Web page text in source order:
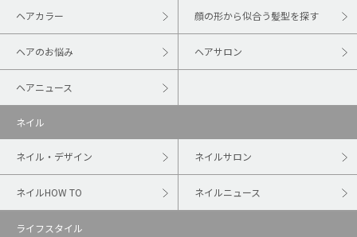
ヘアカラー 顔の形から似合う髪型を探す
ヘアのお悩み ヘアサロン
ヘアニュース
ネイル
ネイル・デザイン ネイルサロン
ネイルHOW TO ネイルニュース
ライフスタイル